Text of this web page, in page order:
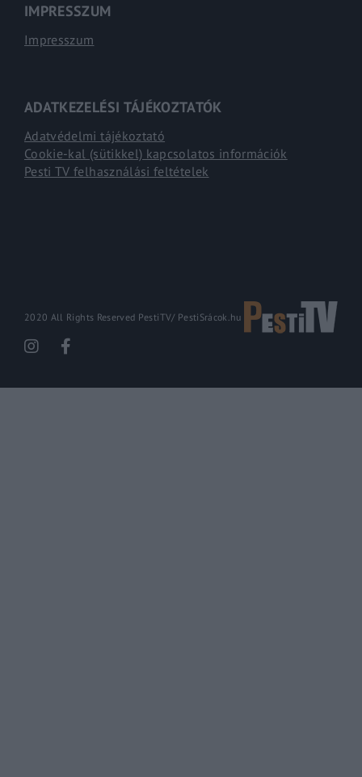
IMPRESSZUM
Impresszum
ADATKEZELÉSI TÁJÉKOZTATÓK
Adatvédelmi tájékoztató
Cookie-kal (sütikkel) kapcsolatos információk
Pesti TV felhasználási feltételek
2020 All Rights Reserved PestiTV/ PestiSrácok.hu